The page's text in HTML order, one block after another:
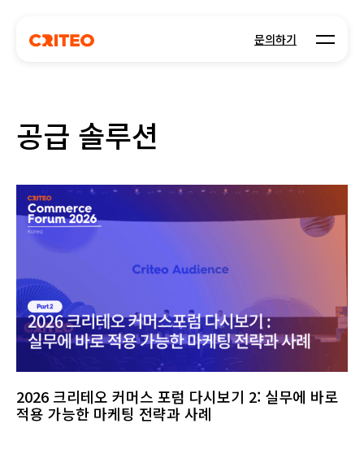
문의하기 Open
공급 솔루션
2026 크리테오 커머스 포럼 다시보기 2: 실무에 바로
적용 가능한 마케팅 전략과 사례